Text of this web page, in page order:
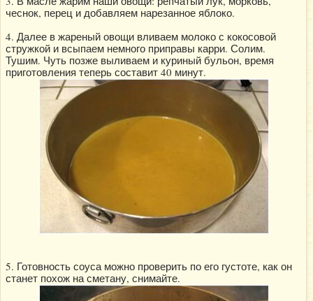
чеснок, перец и добавляем нарезанное яблоко.
4. Далее в жареный овощи вливаем молоко с кокосовой
стружкой и всыпаем немного приправы карри. Солим.
Тушим. Чуть позже выливаем и куриный бульон, время
приготовления теперь составит 40 минут.
5. Готовность соуса можно проверить по его густоте, как он
станет похож на сметану, снимайте.